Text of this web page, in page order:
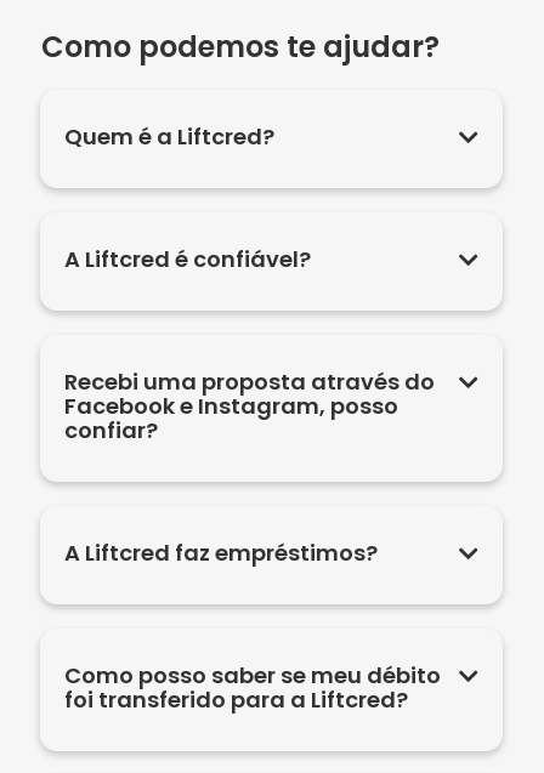
Como podemos te ajudar?
Quem é a Liftcred?
A Liftcred é confiável?
Recebi uma proposta através do
Facebook e Instagram, posso
confiar?
A Liftcred faz empréstimos?
Como posso saber se meu débito
foi transferido para a Liftcred?